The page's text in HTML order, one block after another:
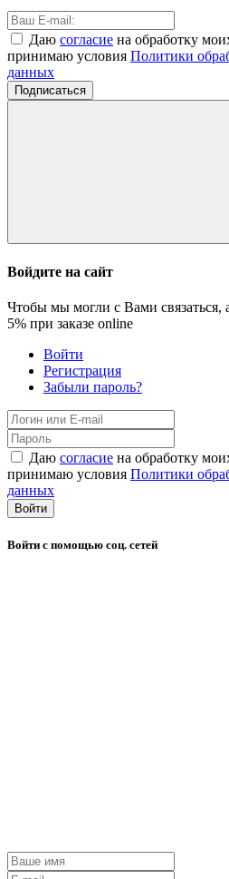
Даю согласие на обработку
принимаю условия Политики
данных
Подписаться
Войдите на сайт
Чтобы мы могли с Вами связаться,
5% при заказе online
Войти
Регистрация
Забыли пароль?
Даю согласие на обработку
принимаю условия Политики
данных
Войти
Войти с помощью соц. сетей